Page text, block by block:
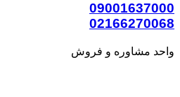
09001637000
02166270068
واحد مشاوره و فروش